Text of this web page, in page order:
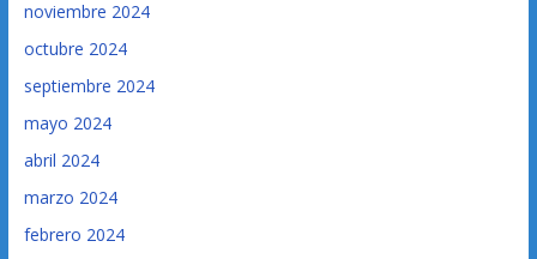
noviembre 2024
octubre 2024
septiembre 2024
mayo 2024
abril 2024
marzo 2024
febrero 2024